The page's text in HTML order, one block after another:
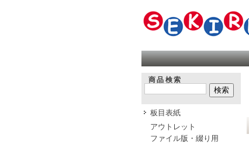
商品検索
板目表紙
アウトレット
ファイル版・綴り用